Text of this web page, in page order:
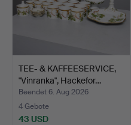
TEE- & KAFFEESERVICE,
"Vinranka", Hackefor…
Beendet 6. Aug 2026
4 Gebote
43 USD